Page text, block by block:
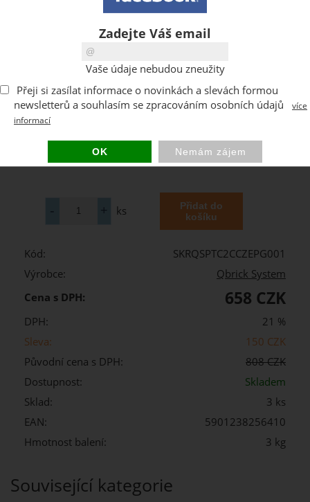
ks
Kód:
SKRQSPTC2CCZEPG001
Výrobce:
Qbrick System
Cena s DPH:
658 CZK
DPH:
21 %
Sleva:
150 CZK
Původní cena s DPH:
808 CZK
Dostupnost:
Skladem
Sklad:
3 ks
EAN:
5901238256410
Hmotnost balení:
3 kg
Související kategorie
Zadejte Váš email
Vaše údaje nebudou zneužity
Přeji si zasílat informace o novinkách a slevách formou
newsletterů a souhlasím se zpracováním osobních údajů
více
informací